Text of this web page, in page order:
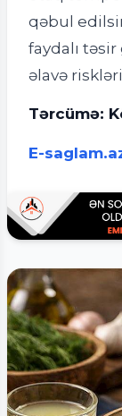
qəbul
faydalı
əlavə
Tərcümə:
E-